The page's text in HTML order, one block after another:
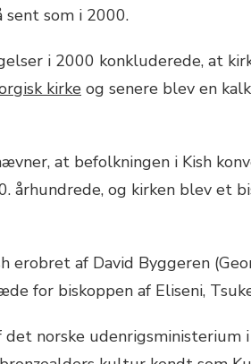
som i 2000.
i 2000 konkluderede, at
kirke og senere blev en
at befolkningen i Kish
århundrede, og kirken blev et
erobret af David Byggeren
for biskoppen af Eliseni,
det norske